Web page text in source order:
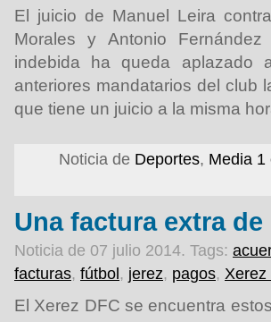
El juicio de Manuel Leira
Morales y Antonio
indebida ha queda aplazado
anteriores mandatarios del club
que tiene un juicio a la misma
Noticia de Deportes, Media 1
Una factura extra de
Noticia de 07 julio 2014. Tags:
facturas, fútbol , jerez, pagos, Xerez
El Xerez DFC se encuentra